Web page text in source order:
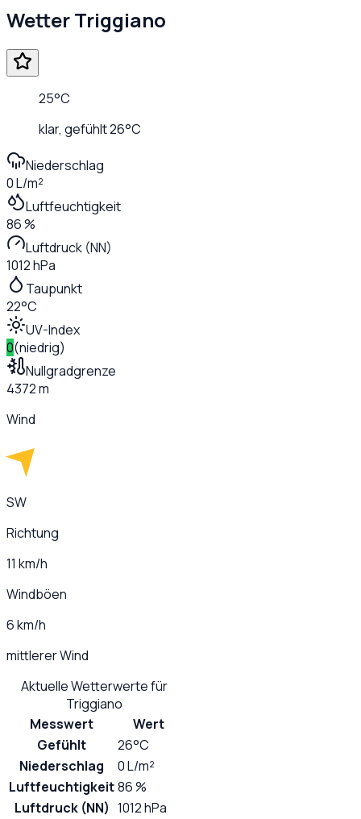
WetterTriggiano
25°C
klar, gefühlt26°C
Niederschlag
0 L/m²
Luftfeuchtigkeit
86 %
Luftdruck (NN)
1012 hPa
Taupunkt
22°C
UV-Index
0(niedrig)
Nullgradgrenze
4372 m
Wind
SW
Richtung
11 km/h
Windböen
6 km/h
mittlerer Wind
Aktuelle Wetterwerte für
Triggiano
Messwert
Wert
Gefühlt
26°C
Niederschlag
0 L/m²
Luftfeuchtigkeit86 %
Luftdruck (NN) 1012 hPa